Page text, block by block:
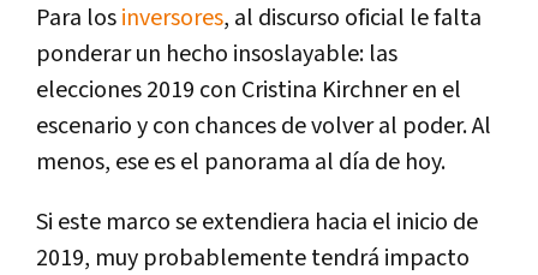
Para losinversores, al discurso oficial le falta
ponderar un hecho insoslayable: las
elecciones 2019 con Cristina Kirchner en el
escenario y con chances de volver al poder. Al
menos, ese es el panorama al día de hoy.
Si este marco se extendiera hacia el inicio de
2019, muy probablemente tendrá impacto